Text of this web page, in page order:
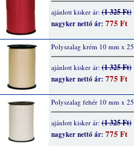
ajánlott kisker ár:(1 325 Ft)
nagyker nettó ár: 775 Ft
Polyszalag krém 10 mm x
ajánlott kisker ár:(1 325 Ft)
nagyker nettó ár: 775 Ft
Polyszalag fehér 10 mm x
ajánlott kisker ár:(1 325 Ft)
nagyker nettó ár: 775 Ft